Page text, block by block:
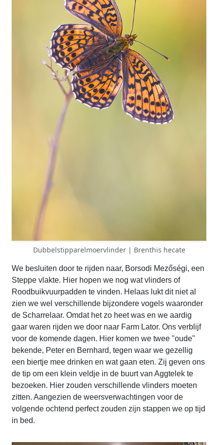
Dubbelstipparelmoervlinder | Brenthis hecate
We besluiten door te rijden naar, Borsodi Mezőségi, een
Steppe vlakte. Hier hopen we nog wat vlinders of
Roodbuikvuurpadden te vinden. Helaas lukt dit niet al
zien we wel verschillende bijzondere vogels waaronder
de Scharrelaar. Omdat het zo heet was en we aardig
gaar waren rijden we door naar Farm Lator. Ons verblijf
voor de komende dagen. Hier komen we twee "oude"
bekende, Peter en Bernhard, tegen waar we gezellig
een biertje mee drinken en wat gaan eten. Zij geven ons
de tip om een klein veldje in de buurt van Aggtelek te
bezoeken. Hier zouden verschillende vlinders moeten
zitten. Aangezien de weersverwachtingen voor de
volgende ochtend perfect zouden zijn stappen we op tijd
in bed.